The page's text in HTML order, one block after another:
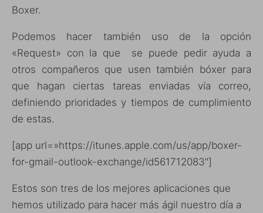
Boxer.
Podemos hacer también uso de la opción
«Request» con la que se puede pedir ayuda a
otros compañeros que usen también bóxer para
que hagan ciertas tareas enviadas vía correo,
definiendo prioridades y tiempos de cumplimiento
de estas.
[app url=»https://itunes.apple.com/us/app/boxer-
for-gmail-outlook-exchange/id561712083″]
Estos son tres de los mejores aplicaciones que
hemos utilizado para hacer más ágil nuestro día a